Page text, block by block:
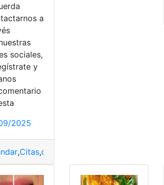
,
a
sociales,
y
2025
,Citas,citas médicas